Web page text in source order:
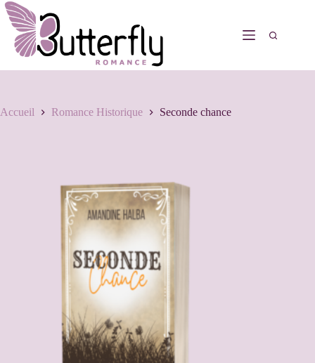
Accueil Romance Historique Seconde chance